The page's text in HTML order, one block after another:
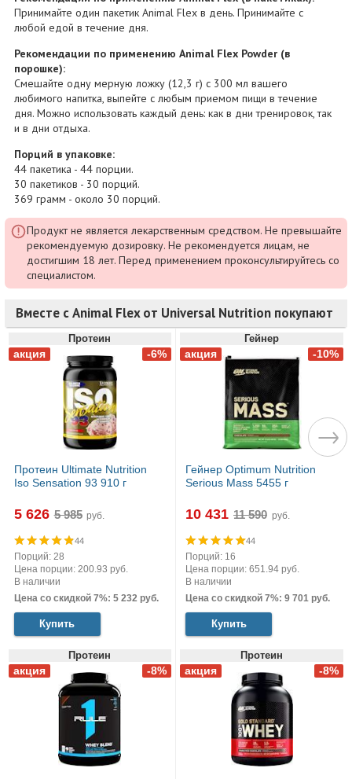
Принимайте один пакетик Animal Flex в день. Принимайте с
любой едой в течение дня.
Рекомендации по применению Animal Flex Powder (в
порошке):
Смешайте одну мерную ложку (12,3 г) с 300 мл вашего
любимого напитка, выпейте с любым приемом пищи в течение
дня. Можно использовать каждый день: как в дни тренировок, так
и в дни отдыха.
Порций в упаковке:
44 пакетика - 44 порции.
30 пакетиков - 30 порций.
369 грамм - около 30 порций.
Продукт не является лекарственным средством. Не превышайте
рекомендуемую дозировку. Не рекомендуется лицам, не
достигшим 18 лет. Перед применением проконсультируйтесь со
специалистом.
Вместе с Animal Flex от Universal Nutrition покупают
Протеин
Протеин Ultimate Nutrition
Iso Sensation 93 910 г
5 626 руб.
44
Порций: 28
Цена порции: 200.93 руб.
В наличии
Цена со скидкой 7%: 5 232 руб.
Купить
Гейнер
Гейнер Optimum Nutrition
Serious Mass 5455 г
10 431 руб.
44
Порций: 16
Цена порции: 651.94 руб.
В наличии
Цена со скидкой 7%: 9 701 руб.
Купить
Протеин Протеин